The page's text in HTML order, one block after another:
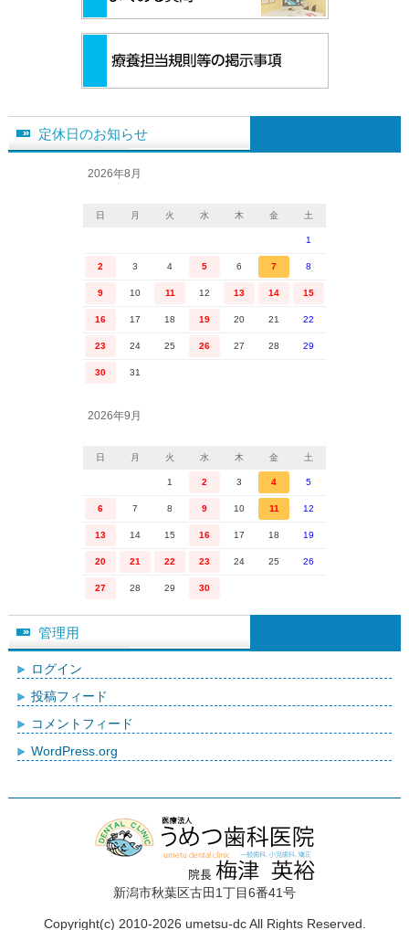
定休日のお知らせ
2026年8月
日 月 火 水 木 金 土
1
2 3 4 5 6 7 8
9 10 11 12 13 14 15
16 17 18 19 20 21 22
23 24 25 26 27 28 29
30 31
2026年9月
日 月 火 水 木 金 土
1 2 3 4 5
6 7 8 9 10 11 12
13 14 15 16 17 18 19
20 21 22 23 24 25 26
27 28 29 30
管理用
ログイン
投稿フィード
コメントフィード
WordPress.org
新潟市秋葉区古田1丁目6番41号
Copyright(c) 2010-2026 umetsu-dc All Rights Reserved.